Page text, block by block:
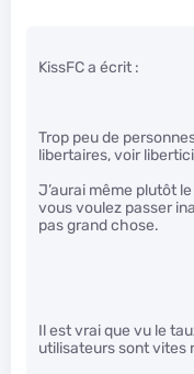
KissFC a écrit :
Trop peu de
libertaires, voir
J’aurai même plutôt
vous voulez passer
pas grand chose.
Il est vrai que vu le
utilisateurs sont vites